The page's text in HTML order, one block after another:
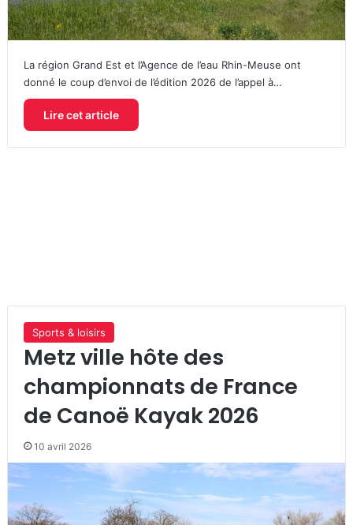
La région Grand Est et l’Agence de l’eau Rhin-Meuse ont
donné le coup d’envoi de l’édition 2026 de l’appel à…
Lire cet article
Sports & loisirs
Metz ville hôte des
championnats de France
de Canoë Kayak 2026
10 avril 2026